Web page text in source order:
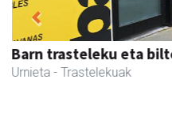
Ormaki urdaitegia
Andoain - Urdaitegiak
Previous